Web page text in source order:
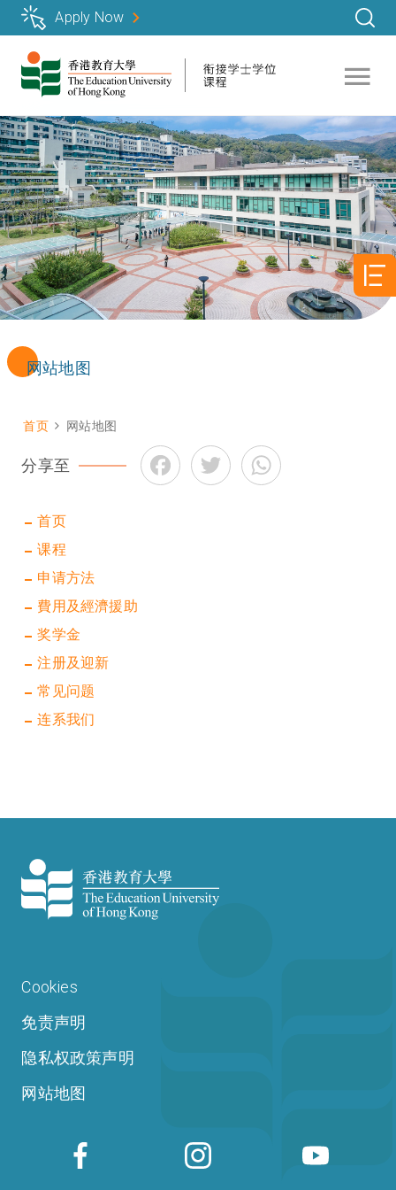
容
Apply Now
网站地图
面
包
首页 网站地图
分享至 FacebookTwitter
首页
课程
申请方法
費用及經濟援助
奖学金
注册及迎新
常见问题
连系我们
Cookies
免责声明
隐私权政策声明
网站地图